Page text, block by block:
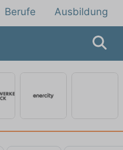
Berufe Ausbildung